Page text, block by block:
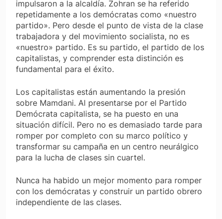
impulsaron a la alcaldía. Zohran se ha referido
repetidamente a los demócratas como «nuestro
partido». Pero desde el punto de vista de la clase
trabajadora y del movimiento socialista, no es
«nuestro» partido. Es su partido, el partido de los
capitalistas, y comprender esta distinción es
fundamental para el éxito.
Los capitalistas están aumentando la presión
sobre Mamdani. Al presentarse por el Partido
Demócrata capitalista, se ha puesto en una
situación difícil. Pero no es demasiado tarde para
romper por completo con su marco político y
transformar su campaña en un centro neurálgico
para la lucha de clases sin cuartel.
Nunca ha habido un mejor momento para romper
con los demócratas y construir un partido obrero
independiente de las clases.